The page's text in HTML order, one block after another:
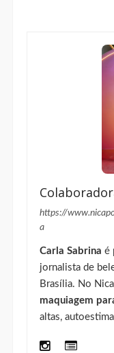
https://
a
Carla Sabrina é
jornalista de
Brasília. No
maquiagem
altas,